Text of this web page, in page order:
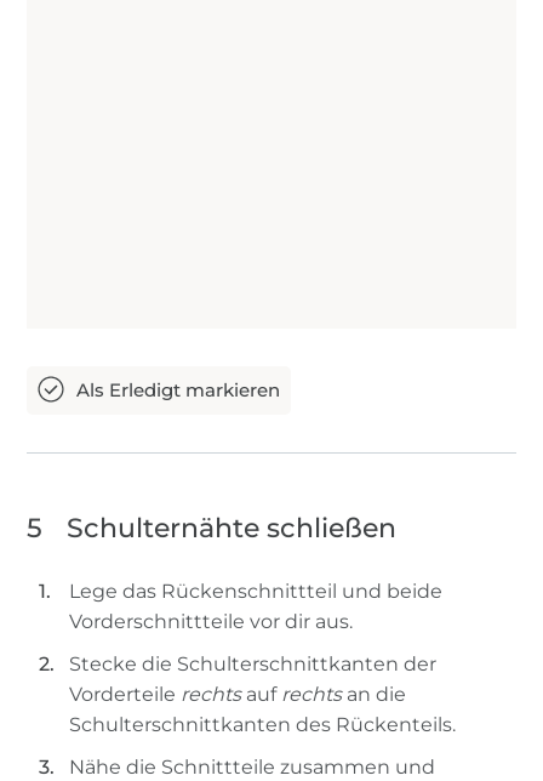
5 Schulternähte schließen
Lege das Rückenschnittteil und beide
Vorderschnittteile vor dir aus.
Stecke die Schulterschnittkanten der
Vorderteile rechtsauf rechtsan die
Schulterschnittkanten des Rückenteils.
Nähe die Schnittteile zusammen und